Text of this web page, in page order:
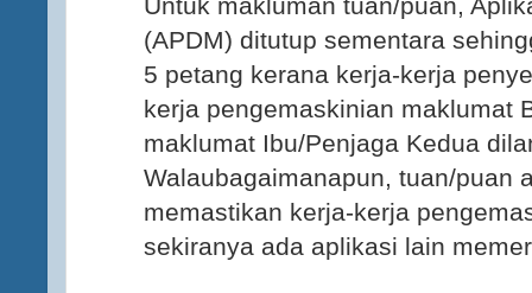
(APDM) ditutup sementara
5 petang kerana kerja-kerja
kerja pengemaskinian maklumat
maklumat Ibu/Penjaga Kedua
Walaubagaimanapun, tuan/puan
memastikan kerja-kerja
sekiranya ada aplikasi lain